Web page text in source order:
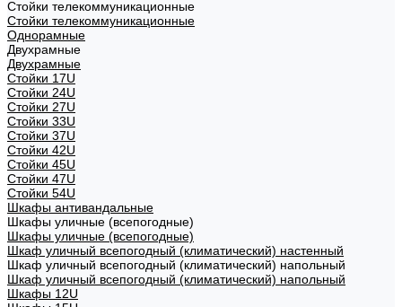
Стойки телекоммуникационные
Стойки телекоммуникационные
Однорамные
Двухрамные
Двухрамные
Стойки 17U
Стойки 24U
Стойки 27U
Стойки 33U
Стойки 37U
Стойки 42U
Стойки 45U
Стойки 47U
Стойки 54U
Шкафы антивандальные
Шкафы уличные (всепогодные)
Шкафы уличные (всепогодные)
Шкаф уличный всепогодный (климатический) настенный
Шкаф уличный всепогодный (климатический) напольный
Шкаф уличный всепогодный (климатический) напольный
Шкафы 12U